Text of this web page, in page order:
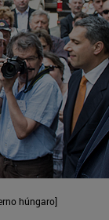
húngaro]